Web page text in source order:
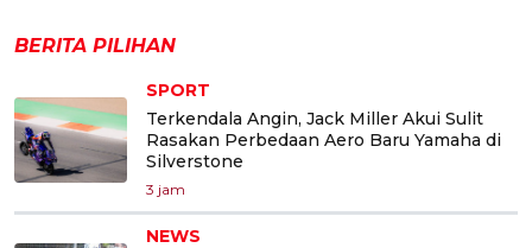
BERITA PILIHAN
SPORT
Terkendala Angin, Jack Miller Akui Sulit
Rasakan Perbedaan Aero Baru Yamaha di
Silverstone
3 jam
NEWS